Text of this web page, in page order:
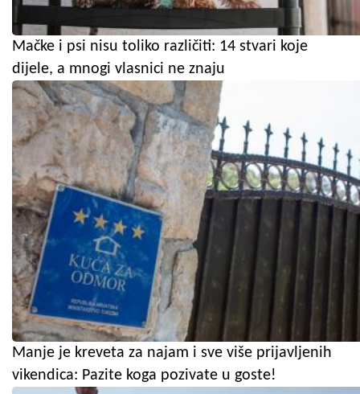
Mačke i psi nisu toliko različiti: 14 stvari koje
dijele, a mnogi vlasnici ne znaju
Manje je kreveta za najam i sve više prijavljenih
vikendica: Pazite koga pozivate u goste!